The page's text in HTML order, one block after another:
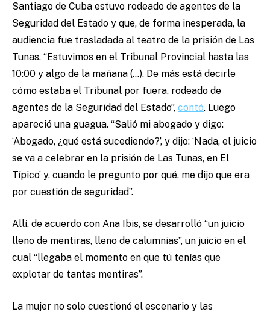
Santiago de Cuba estuvo rodeado de agentes de la
Seguridad del Estado y que, de forma inesperada, la
audiencia fue trasladada al teatro de la prisión de Las
Tunas. “Estuvimos en el Tribunal Provincial hasta las
10:00 y algo de la mañana (…). De más está decirle
cómo estaba el Tribunal por fuera, rodeado de
agentes de la Seguridad del Estado”, contó. Luego
apareció una guagua. “Salió mi abogado y digo:
‘Abogado, ¿qué está sucediendo?’, y dijo: ‘Nada, el juicio
se va a celebrar en la prisión de Las Tunas, en El
Típico’ y, cuando le pregunto por qué, me dijo que era
por cuestión de seguridad”.
Allí, de acuerdo con Ana Ibis, se desarrolló “un juicio
lleno de mentiras, lleno de calumnias”, un juicio en el
cual “llegaba el momento en que tú tenías que
explotar de tantas mentiras”.
La mujer no solo cuestionó el escenario y las